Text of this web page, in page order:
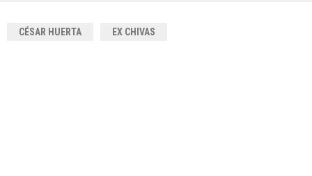
CÉSAR HUERTA EX CHIVAS